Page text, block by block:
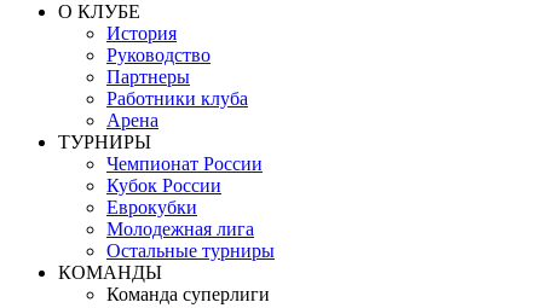
О КЛУБЕ
История
Руководство
Партнеры
Работники клуба
Арена
ТУРНИРЫ
Чемпионат России
Кубок России
Еврокубки
Молодежная лига
Остальные турниры
КОМАНДЫ
Команда суперлиги